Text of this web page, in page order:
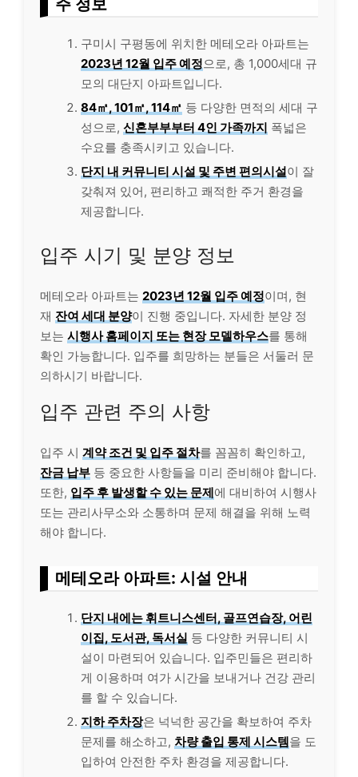
구미시 구평동에 위치한 메테오라 아파트는
2023년 12월 입주 예정으로, 총 1,000세대 규
모의 대단지 아파트입니다.
84㎡, 101㎡, 114㎡ 등 다양한 면적의 세대 구
성으로, 신혼부부부터 4인 가족까지 폭넓은
수요를 충족시키고 있습니다.
단지 내 커뮤니티 시설 및 주변 편의시설이 잘
갖춰져 있어, 편리하고 쾌적한 주거 환경을
제공합니다.
입주 시기 및 분양 정보
메테오라 아파트는 2023년 12월 입주 예정이며, 현
재 잔여 세대 분양이 진행 중입니다. 자세한 분양 정
보는 시행사 홈페이지 또는 현장 모델하우스를 통해
확인 가능합니다. 입주를 희망하는 분들은 서둘러 문
의하시기 바랍니다.
입주 관련 주의 사항
입주 시 계약 조건 및 입주 절차를 꼼꼼히 확인하고,
잔금 납부 등 중요한 사항들을 미리 준비해야 합니다.
또한, 입주 후 발생할 수 있는 문제에 대비하여 시행사
또는 관리사무소와 소통하며 문제 해결을 위해 노력
해야 합니다.
메테오라 아파트: 시설 안내
단지 내에는 휘트니스센터, 골프연습장, 어린
이집, 도서관, 독서실 등 다양한 커뮤니티 시
설이 마련되어 있습니다. 입주민들은 편리하
게 이용하며 여가 시간을 보내거나 건강 관리
를 할 수 있습니다.
지하 주차장은 넉넉한 공간을 확보하여 주차
문제를 해소하고, 차량 출입 통제 시스템을 도
입하여 안전한 주차 환경을 제공합니다.